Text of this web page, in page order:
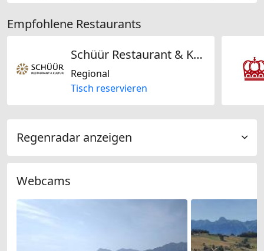
Empfohlene Restaurants
Schüür Restaurant & Kultur
Regional
Tisch reservieren
Regenradar anzeigen
Webcams